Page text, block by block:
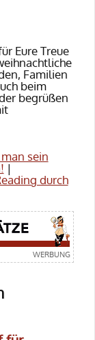
Eure Treue
Familien
beim
begrüßen
sein
|
durch